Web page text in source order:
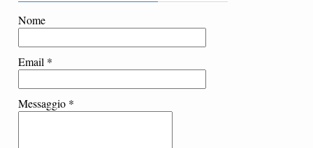
Nome
Email *
Messaggio *